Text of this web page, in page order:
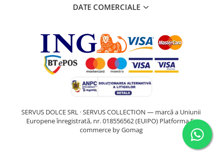
DATE COMERCIALE
SERVUS DOLCE SRL · SERVUS COLLECTION — marcă a Uniunii
Europene înregistrată, nr. 018556562 (EUIPO) Platforma E-
commerce by Gomag